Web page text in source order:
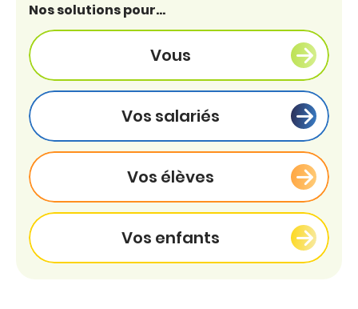
Nos solutions pour...
Vous
Vos salariés
Vos élèves
Vos enfants